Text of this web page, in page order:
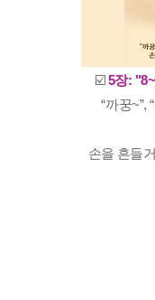
☑️5장:
“까꿍~”,
손을 흔들